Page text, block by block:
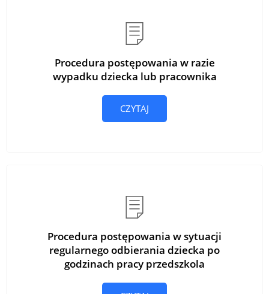
Procedura postępowania w razie
wypadku dziecka lub pracownika
CZYTAJ
Procedura postępowania w sytuacji
regularnego odbierania dziecka po
godzinach pracy przedszkola